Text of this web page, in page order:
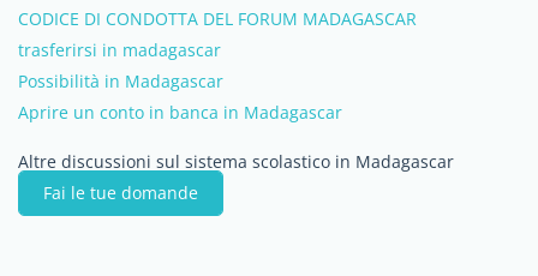
CODICE DI CONDOTTA DEL FORUM MADAGASCAR
trasferirsi in madagascar
Possibilità in Madagascar
Aprire un conto in banca in Madagascar
Altre discussioni sul sistema scolastico in Madagascar
Fai le tue domande